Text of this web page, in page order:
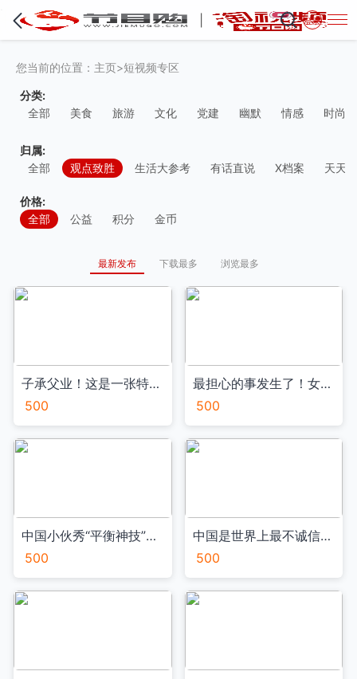
登录
您当前的位置： 主页>短视频专区
分类:
全部
美食 旅游 文化 党建 幽默 情感 时尚
归属:
全部
观点致胜 生活大参考 有话直说 X档案 天天
价格:
全部
公益 积分 金币
最新发布 下载最多 浏览最多
子承父业！这是一张特殊的录取通知书：编号01VA
500
最担心的事发生了！女子坐电车手指被车门夹骨折VA
500
中国小伙秀“平衡神技”国外网友：这是魔法吗？VA
500
中国是世界上最不诚信的国家？用实验和数据说话VA
500